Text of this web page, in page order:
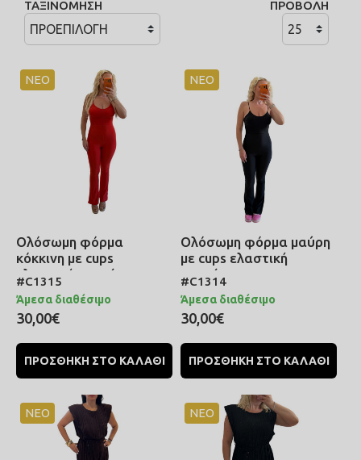
ΣΑΜΠΟ
ΠΑΝΩΦΟΡΙΑ
ΚΟΡΜΑΚΙΑ
ΜΕΤΑΞΩΤΑ BOHO
ΠΕΤΣΕΤΕΣ ΠΑΡΕΟ
ΠΟΡΤΟΦΟΛΙΑ
ΤΑΞΙΝΟΜΗΣΗ ΠΡΟΒΟΛΗ
ΝΕΟ
Ολόσωμη φόρμα
κόκκινη με cups
ελαστική καμπάνα
#C1315
Άμεσα διαθέσιμο
30,00€
ΠΡΟΣΘΗΚΗ ΣΤΟ ΚΑΛΑΘΙ
ΝΕΟ
Ολόσωμη φόρμα μαύρη
με cups ελαστική
καμπάνα
#C1314
Άμεσα διαθέσιμο
30,00€
ΠΡΟΣΘΗΚΗ ΣΤΟ ΚΑΛΑΘΙ
ΝΕΟ ΝΕΟ